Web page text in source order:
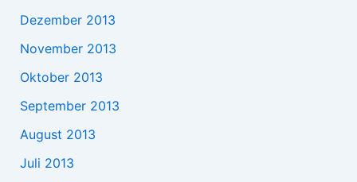
Dezember 2013
November 2013
Oktober 2013
September 2013
August 2013
Juli 2013